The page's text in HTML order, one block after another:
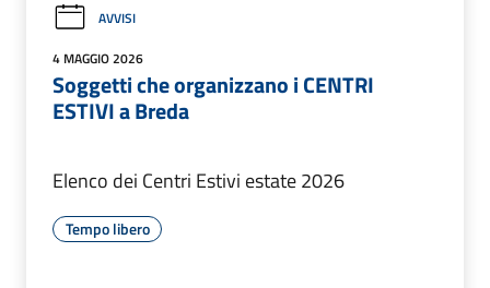
AVVISI
4 MAGGIO 2026
Soggetti che organizzano i CENTRI
ESTIVI a Breda
Elenco dei Centri Estivi estate 2026
Tempo libero